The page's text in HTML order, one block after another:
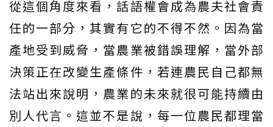
從這個角度來看，話語權會成為農夫社會責
任的一部分，其實有它的不得不然。因為當
產地受到威脅，當農業被錯誤理解，當外部
決策正在改變生產條件，若連農民自己都無
法站出來說明，農業的未來就很可能持續由
別人代言。這並不是說，每一位農民都理當